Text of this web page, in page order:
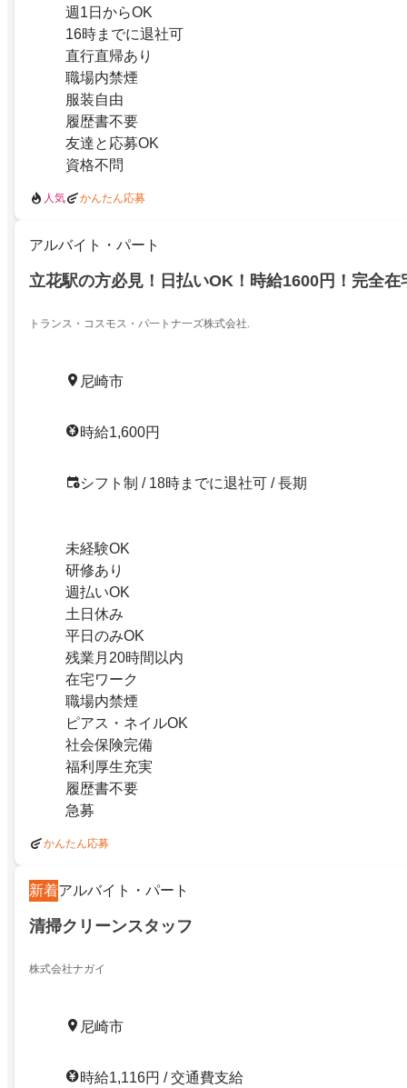
週1日からOK
16時までに退社可
直行直帰あり
職場内禁煙
服装自由
履歴書不要
友達と応募OK
資格不問
人気 かんたん応募
アルバイト・パート
立花駅の方必見！日払いOK！時給1600円！完全在
トランス・コスモス・パ一トナ一ズ株式会社.
尼崎市
時給1,600円
シフト制 / 18時までに退社可 / 長期
未経験OK
研修あり
週払いOK
土日休み
平日のみOK
残業月20時間以内
在宅ワーク
職場内禁煙
ピアス・ネイルOK
社会保険完備
福利厚生充実
履歴書不要
急募
かんたん応募
新着アルバイト・パート
清掃クリーンスタッフ
株式会社ナガイ
尼崎市
時給1,116円 / 交通費支給